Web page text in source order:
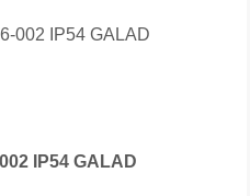
IP54 GALAD